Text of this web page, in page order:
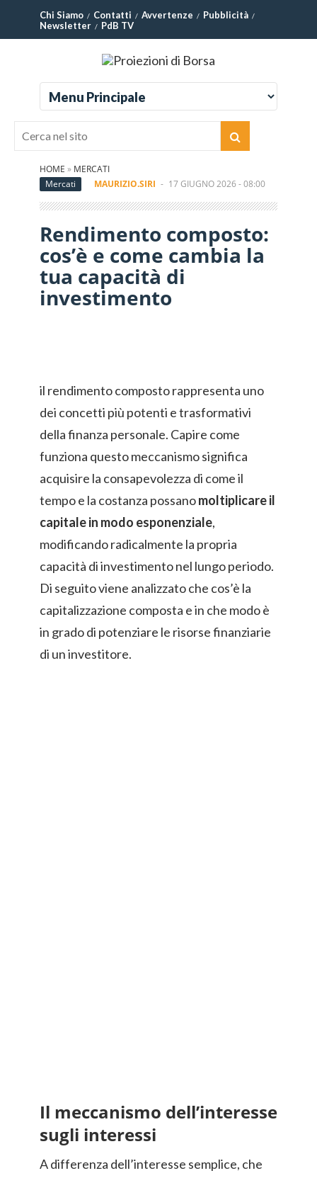
Chi Siamo Contatti Avvertenze
Pubblicità
Newsletter
PdB TV
HOME » MERCATI
Mercati
MAURIZIO.SIRI - 17 GIUGNO 2026 - 08:00
Rendimento composto:
cos’è e come cambia la
tua capacità di
investimento
il rendimento composto rappresenta uno
dei concetti più potenti e trasformativi
della finanza personale. Capire come
funziona questo meccanismo significa
acquisire la consapevolezza di come il
tempo e la costanza possanomoltiplicare il
capitale in modo esponenziale,
modificando radicalmente la propria
capacità di investimento nel lungo periodo.
Di seguito viene analizzato che cos’è la
capitalizzazione composta e in che modo è
in grado di potenziare le risorse finanziarie
di un investitore.
Il meccanismo dell’interesse
sugli interessi
A differenza dell’interesse semplice, che